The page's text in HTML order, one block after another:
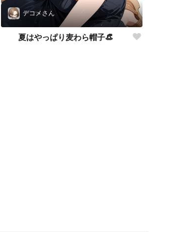
デコメさん
夏はやっぱり麦わら帽子👒